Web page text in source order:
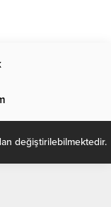
değiştirilebilmektedir.